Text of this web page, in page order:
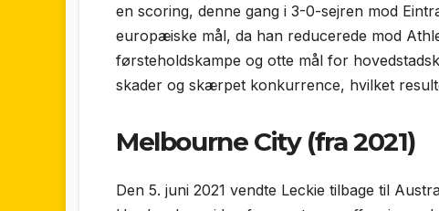
en scoring, denne gang i 3-0-sejren mod
europæiske mål, da han reducerede mod
førsteholds­kampe og otte mål for
skader og skærpet konkurrence, hvilket
Melbourne City (fra 2021)
Den 5. juni 2021 vendte Leckie tilbage til